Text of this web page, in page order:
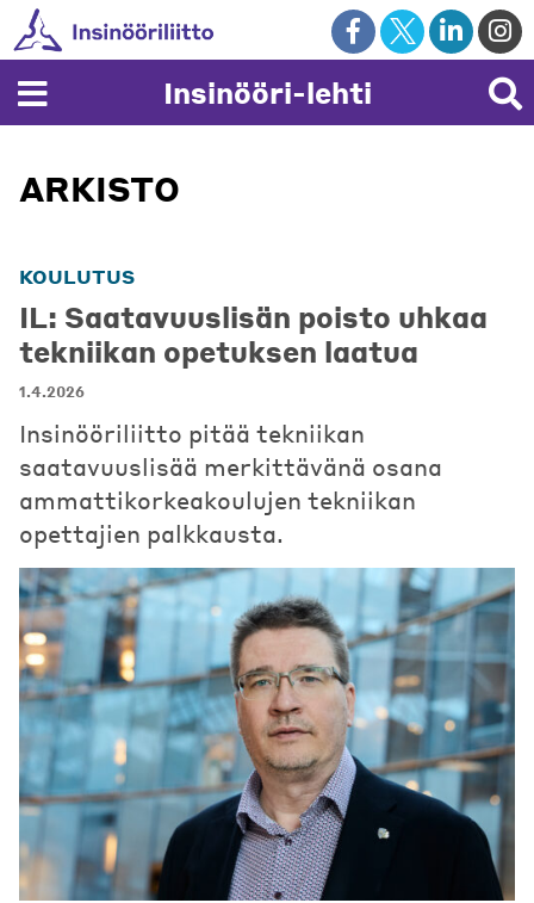
Skip
to
content
Insinööri-lehti
ARKISTO
KOULUTUS
IL: Saatavuuslisän poisto uhkaa
tekniikan opetuksen laatua
1.4.2026
Insinööriliitto pitää tekniikan
saatavuuslisää merkittävänä osana
ammattikorkeakoulujen tekniikan
opettajien palkkausta.